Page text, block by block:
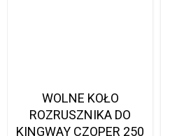
WOLNE KOŁO
ROZRUSZNIKA DO
KINGWAY CZOPER 250